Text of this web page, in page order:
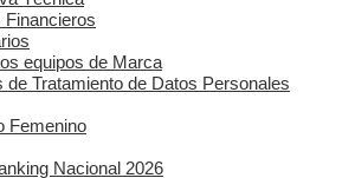
Financieros
equipos de Marca
de Tratamiento de Datos Personales
Femenino
Nacional 2026